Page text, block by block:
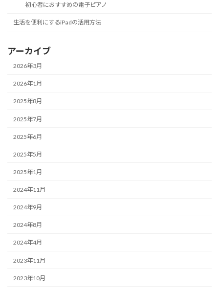
初心者におすすめの電子ピアノ
生活を便利にするiPadの活用方法
アーカイブ
2026年3月
2026年1月
2025年8月
2025年7月
2025年6月
2025年5月
2025年1月
2024年11月
2024年9月
2024年8月
2024年4月
2023年11月
2023年10月